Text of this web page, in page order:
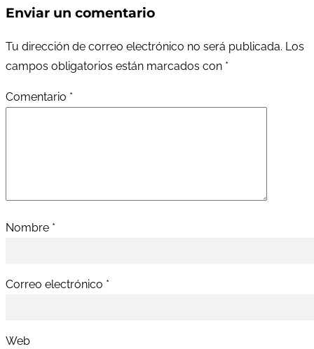
Enviar un comentario
Tu dirección de correo electrónico no será publicada. Los
campos obligatorios están marcados con *
Comentario *
Nombre *
Correo electrónico *
Web